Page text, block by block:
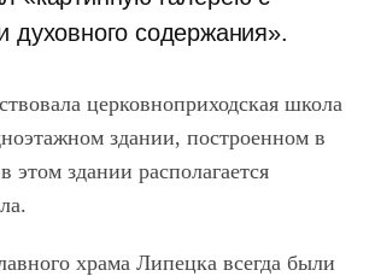
духовного содержания».
церковноприходская школа
здании, построенном в
этом здании располагается
храма Липецка всегда были